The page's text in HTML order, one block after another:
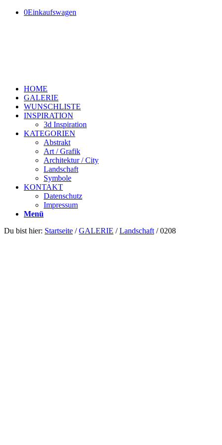
0Einkaufswagen
HOME
GALERIE
WUNSCHLISTE
INSPIRATION
3d Inspiration
KATEGORIEN
Abstrakt
Art / Grafik
Architektur / City
Landschaft
Symbole
KONTAKT
Datenschutz
Impressum
Menü
Du bist hier: Startseite / GALERIE / Landschaft / 0208